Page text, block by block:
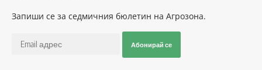
Запиши се за седмичния бюлетин на Агрозона.
Абонирай се